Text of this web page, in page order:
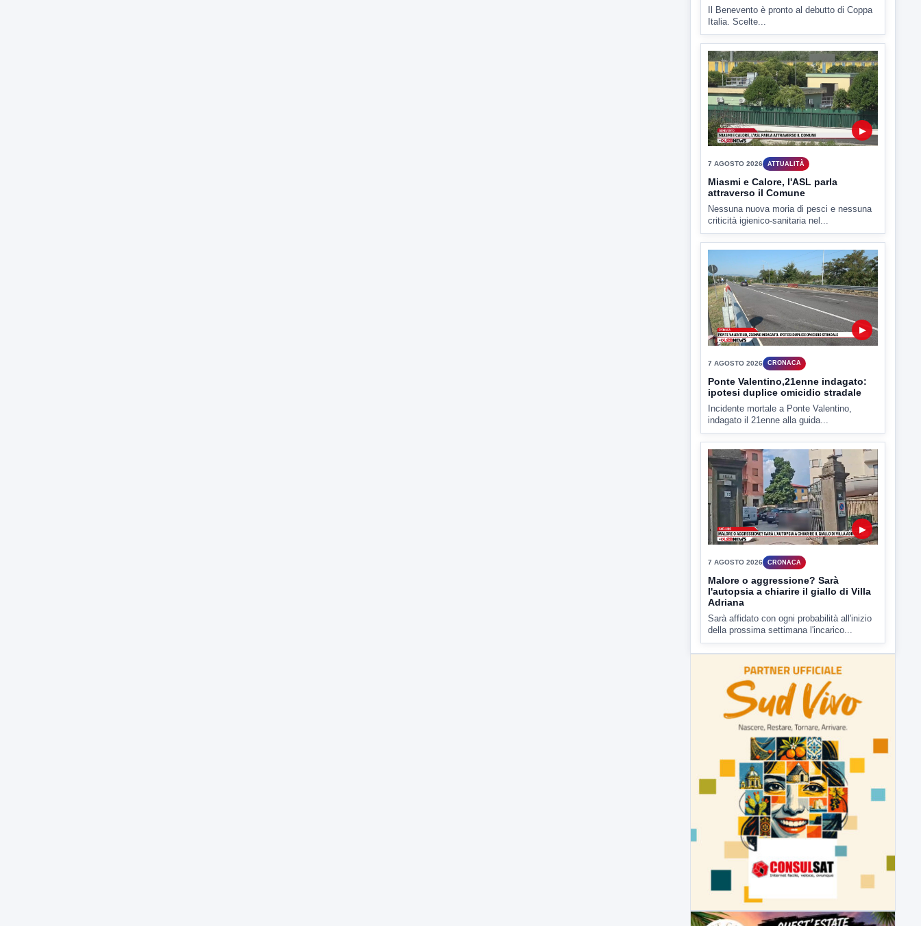
Il Benevento è pronto al debutto di Coppa
Italia. Scelte...
▶
7 AGOSTO 2026 ATTUALITÀ
Miasmi e Calore, l'ASL parla
attraverso il Comune
Nessuna nuova moria di pesci e nessuna
criticità igienico-sanitaria nel...
▶
7 AGOSTO 2026 CRONACA
Ponte Valentino,21enne indagato:
ipotesi duplice omicidio stradale
Incidente mortale a Ponte Valentino,
indagato il 21enne alla guida...
▶
7 AGOSTO 2026 CRONACA
Malore o aggressione? Sarà
l'autopsia a chiarire il giallo di Villa
Adriana
Sarà affidato con ogni probabilità all'inizio
della prossima settimana l'incarico...